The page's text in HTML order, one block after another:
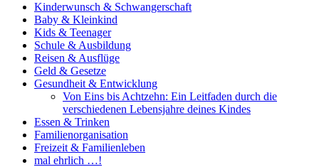
Kinderwunsch & Schwangerschaft
Baby & Kleinkind
Kids & Teenager
Schule & Ausbildung
Reisen & Ausflüge
Geld & Gesetze
Gesundheit & Entwicklung
Von Eins bis Achtzehn: Ein Leitfaden durch die
verschiedenen Lebensjahre deines Kindes
Essen & Trinken
Familienorganisation
Freizeit & Familienleben
mal ehrlich …!